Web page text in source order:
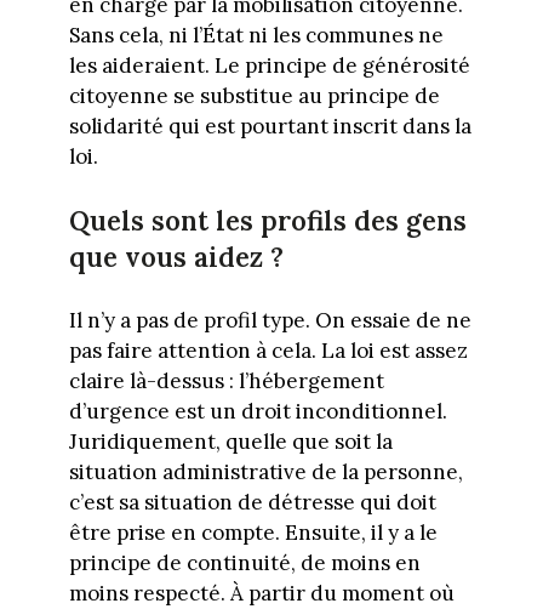
Sans cela, ni l’État ni les communes ne
les aideraient. Le principe de générosité
citoyenne se substitue au principe de
solidarité qui est pourtant inscrit dans la
loi.
Quels sont les profils des gens
que vous aidez ?
Il n’y a pas de profil type. On essaie de ne
pas faire attention à cela. La loi est assez
claire là-dessus : l’hébergement
d’urgence est un droit inconditionnel.
Juridiquement, quelle que soit la
situation administrative de la personne,
c’est sa situation de détresse qui doit
être prise en compte. Ensuite, il y a le
principe de continuité, de moins en
moins respecté. À partir du moment où